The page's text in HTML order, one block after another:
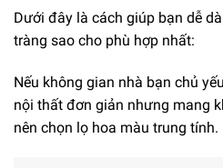
Dưới đây là cách giúp bạn dễ
tràng sao cho phù hợp nhất:
Nếu không gian nhà bạn chủ
nội thất đơn giản nhưng mang
nên chọn lọ hoa màu trung tính.